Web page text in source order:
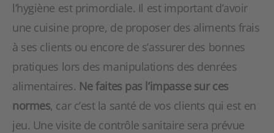
l’hygiène est primordiale. Il est important d’avoir
une cuisine propre, de proposer des aliments frais
à ses clients ou encore de s’assurer des bonnes
pratiques lors des manipulations des denrées
alimentaires. Ne faites pas l’impasse sur ces
normes, car c’est la santé de vos clients qui est en
jeu. Une visite de contrôle sanitaire sera prévue